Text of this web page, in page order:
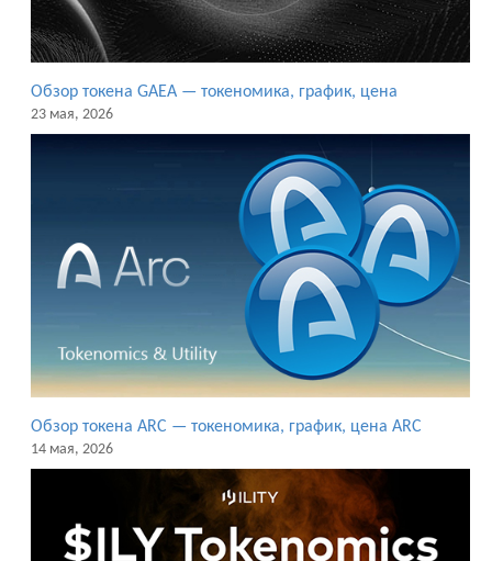
Обзор токена GAEA — токеномика, график, цена
23 мая, 2026
Обзор токена ARC — токеномика, график, цена ARC
14 мая, 2026